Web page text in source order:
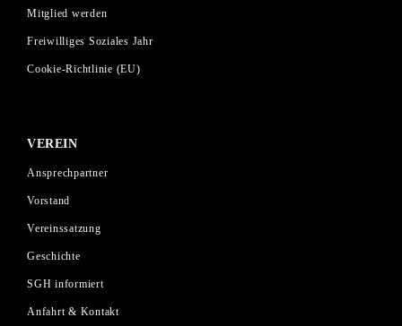
Mitglied werden
Freiwilliges Soziales Jahr
Cookie-Richtlinie (EU)
VEREIN
Ansprechpartner
Vorstand
Vereinssatzung
Geschichte
SGH informiert
Anfahrt & Kontakt